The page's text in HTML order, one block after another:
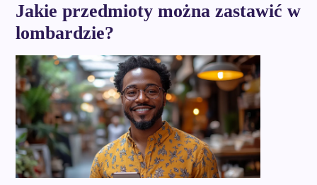
Jakie przedmioty można zastawić w
lombardzie?